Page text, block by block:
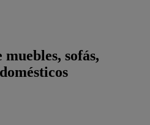
sofás,